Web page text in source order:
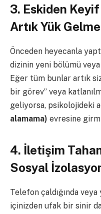
3. Eskiden
Artık Yük
Önceden heyecanla
dizinin yeni bölümü
Eğer tüm bunlar artık
bir görev” veya
geliyorsa, psikolojideki
alamama) evresine
4. İletişim
Sosyal
Telefon çaldığında
içinizden ufak bir sinir